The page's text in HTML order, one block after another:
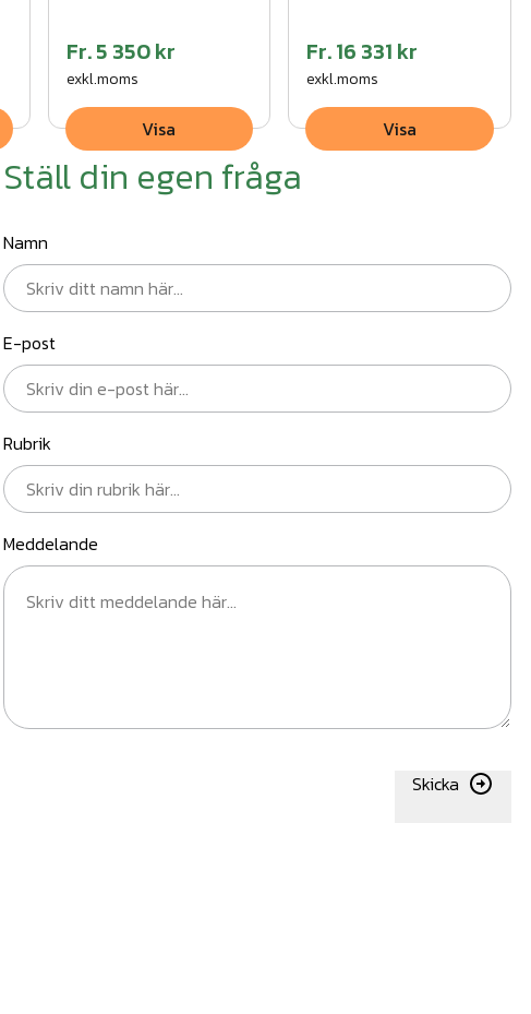
Fr.5 350 kr
exkl.moms
Visa
Fr.16 331 kr
exkl.moms
Visa
Ställ din egen fråga
Namn
E-post
Rubrik
Meddelande
Skicka